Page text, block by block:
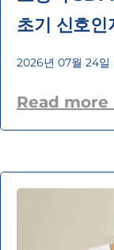
초기 신호
2026년 07월 24일
Read more